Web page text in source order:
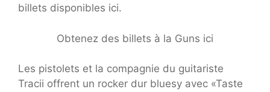
billets disponibles ici.
Obtenez des billets à la Guns ici
Les pistolets et la compagnie du guitariste
Tracii offrent un rocker dur bluesy avec «Taste